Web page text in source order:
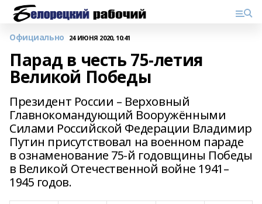
Официально 24 ИЮНЯ 2020, 10:41
Парад в честь 75-летия
Великой Победы
Президент России – Верховный
Главнокомандующий Вооружёнными
Силами Российской Федерации Владимир
Путин присутствовал на военном параде
в ознаменование 75-й годовщины Победы
в Великой Отечественной войне 1941–
1945 годов.